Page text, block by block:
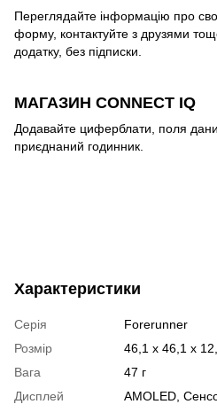
Переглядайте інформацію про
форму, контактуйте з друзями
додатку, без підписки.
МАГАЗИН CONNECT IQ
Додавайте циферблати, поля
приєднаний годинник.
Характеристики
Серія
Forerunner
Розмір
46,1 x 46,1 x
Вага
47 г
Дисплей
AMOLED,